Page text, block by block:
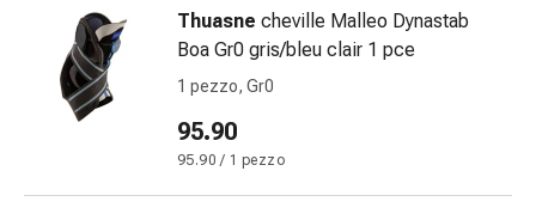
fumo
Disturbi
venosi
Coagulazione
sangue
Thuasne cheville Malleo Dynastab
Boa Gr0 gris/bleu clair 1 pce
1 pezzo, Gr0
95.90
95.90 / 1 pezzo